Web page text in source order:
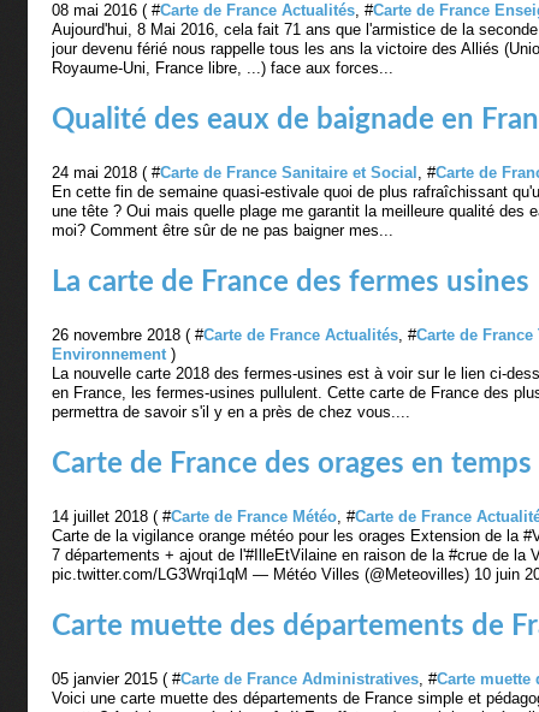
08 mai 2016 ( #Carte de France Actualités, #Carte de France
Aujourd'hui, 8 Mai 2016, cela fait 71 ans que l'armistice de la
jour devenu férié nous rappelle tous les ans la victoire des Alliés
Royaume-Uni, France libre, ...) face aux forces...
Qualité des eaux de baignade en
24 mai 2018 ( #Carte de France Sanitaire et Social , #Carte de
En cette fin de semaine quasi-estivale quoi de plus rafraîchissant
une tête ? Oui mais quelle plage me garantit la meilleure qualité des
moi? Comment être sûr de ne pas baigner mes...
La carte de France des fermes usines
26 novembre 2018 ( #Carte de France Actualités, #Carte de France
Environnement)
La nouvelle carte 2018 des fermes-usines est à voir sur le lien ci-
en France, les fermes-usines pullulent. Cette carte de France des
permettra de savoir s'il y en a près de chez vous....
Carte de France des orages en temps
14 juillet 2018 ( #Carte de France Météo, #Carte de France
Carte de la vigilance orange météo pour les orages Extension de la
7 départements + ajout de l'#IlleEtVilaine en raison de la #crue de la
pic.twitter.com/LG3Wrqi1qM — Météo Villes (@Meteovilles) 10 juin
Carte muette des départements de
05 janvier 2015 ( #Carte de France Administratives, #Carte muette
Voici une carte muette des départements de France simple et